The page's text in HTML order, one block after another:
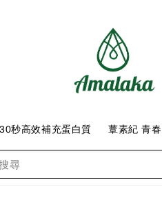
尋
秒高效補充蛋白質 蕈素紀 青